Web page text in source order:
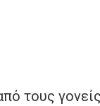
τους